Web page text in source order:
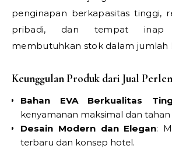
penginapan berkapasitas tinggi,
pribadi, dan tempat inap
membutuhkan stok dalam jumlah
Keunggulan Produk dari Jual
Bahan EVA Berkualitas
kenyamanan maksimal dan tahan
Desain Modern dan Elegan:
terbaru dan konsep hotel.